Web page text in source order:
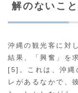
解のないこ
沖縄の観光客に対
結果、「興奮」を
[5]。これは、沖縄
レがあるなかで、